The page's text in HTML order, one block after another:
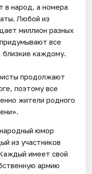
в народ, а номера
Любой из
миллион разных
все
каждому.
продолжают
поэтому все
жители родного
юмор
из участников
имеет свой
армию